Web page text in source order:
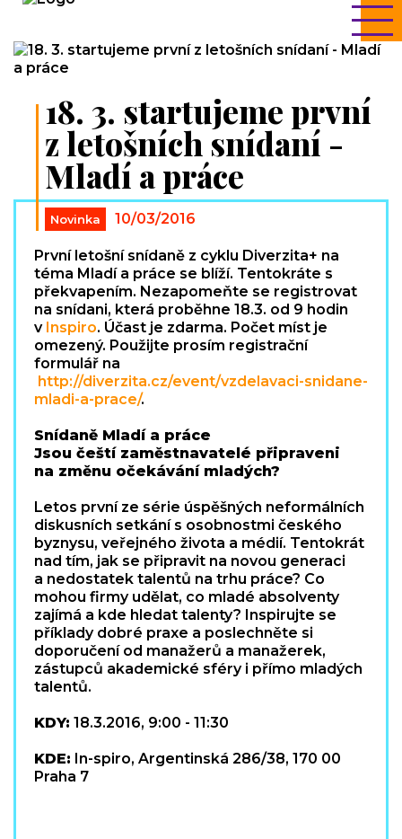
18. 3. startujeme první
z letošních snídaní -
Mladí a práce
Novinka 10/03/2016
První letošní snídaně z cyklu Diverzita+ na
téma Mladí a práce se blíží. Tentokráte s
překvapením. Nezapomeňte se registrovat
na snídani, která proběhne 18.3. od 9 hodin
v Inspiro. Účast je zdarma. Počet míst je
omezený. Použijte prosím registrační
formulář na
http://diverzita.cz/event/vzdelavaci-snidane-
mladi-a-prace/.
Snídaně Mladí a práce
Jsou čeští zaměstnavatelé připraveni
na změnu očekávání mladých?
Letos první ze série úspěšných neformálních
diskusních setkání s osobnostmi českého
byznysu, veřejného života a médií. Tentokrát
nad tím, jak se připravit na novou generaci
a nedostatek talentů na trhu práce? Co
mohou firmy udělat, co mladé absolventy
zajímá a kde hledat talenty? Inspirujte se
příklady dobré praxe a poslechněte si
doporučení od manažerů a manažerek,
zástupců akademické sféry i přímo mladých
talentů.
KDY: 18.3.2016, 9:00 - 11:30
KDE: In-spiro, Argentinská 286/38, 170 00
Praha 7